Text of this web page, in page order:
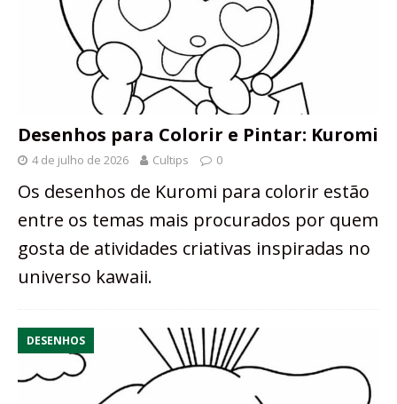
Desenhos para Colorir e Pintar: Kuromi
4 de julho de 2026 Cultips 0
Os desenhos de Kuromi para colorir estão
entre os temas mais procurados por quem
gosta de atividades criativas inspiradas no
universo kawaii.
DESENHOS